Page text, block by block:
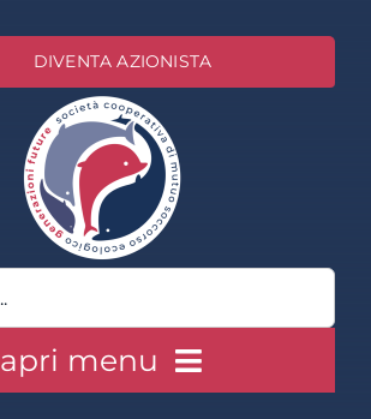
DIVENTA AZIONISTA
apri menu